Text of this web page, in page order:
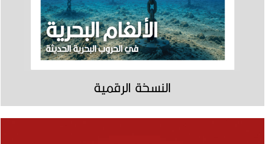
النسخة الرقمية